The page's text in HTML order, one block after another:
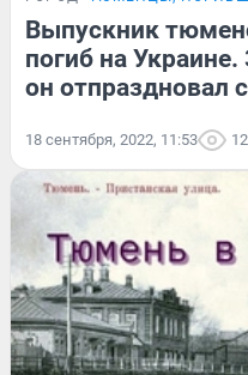
Выпускник
погиб на
он отпраздновал
18 сентября, 2022, 11:53